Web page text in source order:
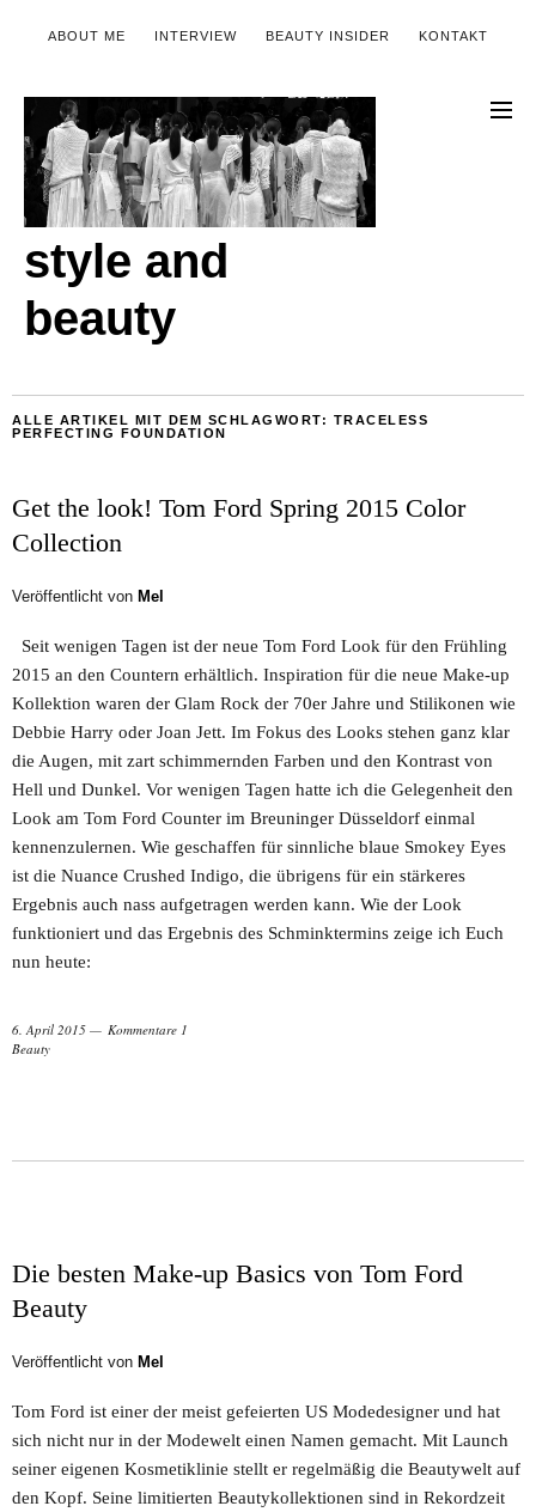
ABOUT ME INTERVIEW BEAUTY INSIDER KONTAKT
style and
beauty
ALLE ARTIKEL MIT DEM SCHLAGWORT: TRACELESS
PERFECTING FOUNDATION
Get the look! Tom Ford Spring 2015 Color
Collection
Veröffentlicht von Mel
Seit wenigen Tagen ist der neue Tom Ford Look für den Frühling
2015 an den Countern erhältlich. Inspiration für die neue Make-up
Kollektion waren der Glam Rock der 70er Jahre und Stilikonen wie
Debbie Harry oder Joan Jett. Im Fokus des Looks stehen ganz klar
die Augen, mit zart schimmernden Farben und den Kontrast von
Hell und Dunkel. Vor wenigen Tagen hatte ich die Gelegenheit den
Look am Tom Ford Counter im Breuninger Düsseldorf einmal
kennenzulernen. Wie geschaffen für sinnliche blaue Smokey Eyes
ist die Nuance Crushed Indigo, die übrigens für ein stärkeres
Ergebnis auch nass aufgetragen werden kann. Wie der Look
funktioniert und das Ergebnis des Schminktermins zeige ich Euch
nun heute:
6. April 2015
Kommentare 1
Beauty
Die besten Make-up Basics von Tom Ford
Beauty
Veröffentlicht von Mel
Tom Ford ist einer der meist gefeierten US Modedesigner und hat
sich nicht nur in der Modewelt einen Namen gemacht. Mit Launch
seiner eigenen Kosmetiklinie stellt er regelmäßig die Beautywelt auf
den Kopf. Seine limitierten Beautykollektionen sind in Rekordzeit